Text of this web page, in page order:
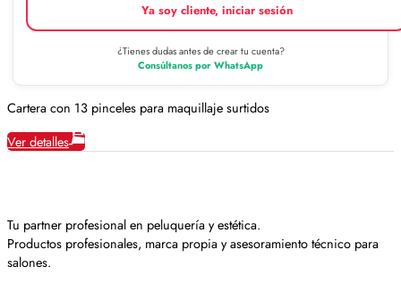
Ya soy cliente, iniciar sesión
¿Tienes dudas antes de crear tu cuenta?
Consúltanos por WhatsApp
Cartera con 13 pinceles para maquillaje surtidos
Ver detalles
Tu partner profesional en peluquería y estética.
Productos profesionales, marca propia y asesoramiento técnico para
salones.